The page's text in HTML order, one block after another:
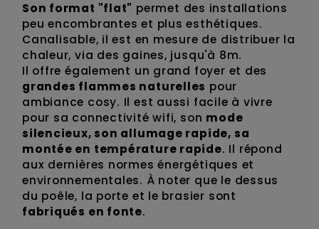
Son format "flat" permet des installations
peu encombrantes et plus esthétiques.
Canalisable, il est en mesure de distribuer la
chaleur, via des gaines, jusqu'à 8m.
Il offre également un grand foyer et des
grandes flammes naturelles pour
ambiance cosy. Il est aussi facile à vivre
pour sa connectivité wifi, son mode
silencieux, son allumage rapide, sa
montée en température rapide. Il répond
aux dernières normes énergétiques et
environnementales. À noter que le dessus
du poêle, la porte et le brasier sont
fabriqués en fonte.